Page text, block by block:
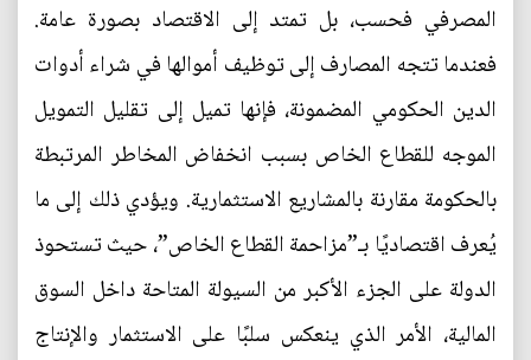
المصرفي فحسب، بل تمتد إلى الاقتصاد بصورة عامة.
فعندما تتجه المصارف إلى توظيف أموالها في شراء أدوات
الدين الحكومي المضمونة، فإنها تميل إلى تقليل التمويل
الموجه للقطاع الخاص بسبب انخفاض المخاطر المرتبطة
بالحكومة مقارنة بالمشاريع الاستثمارية. ويؤدي ذلك إلى ما
يُعرف اقتصاديًا بـ”مزاحمة القطاع الخاص”، حيث تستحوذ
الدولة على الجزء الأكبر من السيولة المتاحة داخل السوق
المالية، الأمر الذي ينعكس سلبًا على الاستثمار والإنتاج